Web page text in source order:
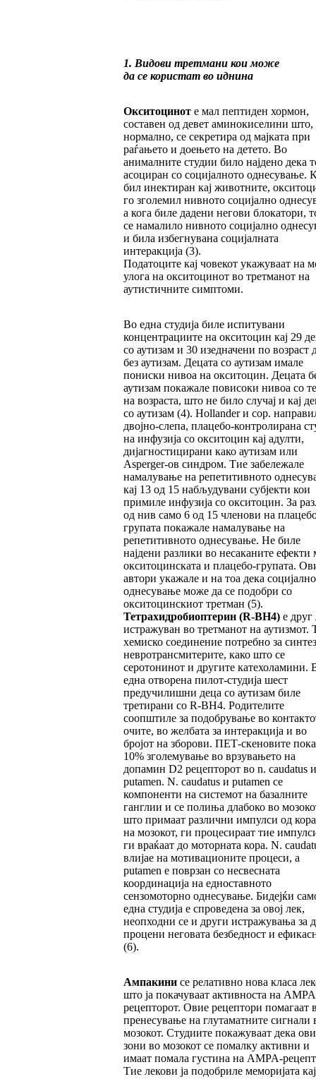
1. Видови третмани кои може
да се користат во иднина
Окситоциноте мал пептиден хормон,
составен од девет аминокиселини што,
нормално, се секретира од мајката при
раѓањето и доењето на детето. Во
анималните студии било најдено дека
асоциран со социјалното однесување.
бил инектиран кај животните,
го зголемил нивното социјално
а кога биле дадени негови блокатори,
се намалило нивното социјално
и била избегнувана социјалната
интеракција (3).
Податоците кај човекот укажуваат на
улога на окситоцинот во третманот на
аутистичните симптоми.
Во една студија биле испитувани
концентрациите на окситоцин кај 29
со аутизам и 30 изедначени по возраст
без аутизам. Децата со аутизам имале
пониски нивоа на окситоцин. Децата
аутизам покажале повисоки нивоа со
на возраста, што не било случај и кај
со аутизам (4). Hollander и сор.
двојно-слепа, плацебо-контролирана
на инфузија со окситоцин кај адулти,
дијагностицирани како аутизам или
Asperger-ов синдром. Тие забележале
намалување на репетитивното
кај 13 од 15 набљудувани субјекти кои
примиле инфузија со окситоцин. За
од нив само 6 од 15 членови на
групата покажале намалување на
репетитивното однесување. Не биле
најдени разлики во несаканите ефекти
окситоцинската и плацебо-групата.
автори укажале и на тоа дека
однесување може да се подобри со
окситоцинскиот третман (5).
Тетрахидробиоптерин (R-BH4) е друг
истражуван во третманот на аутизмот.
хемиско соединение потребно за
невротрансмитерите, како што се
серотонинот и другите катехоламини.
една отворена пилот-студија шест
предучилишни деца со аутизам биле
третирани со R-BH4. Родителите
соопштиле за подобрување во
очите, во желбата за интеракција и во
бројот на зборови. ПЕТ-скеновите
10% зголемување во врзувањето на
допамин D2 рецепторот во n. caudatus
putamen. N. caudatus и putamen се
компоненти на системот на базалните
ганглии и се полиња длабоко во
што примаат различни импулси од
на мозокот, ги процесираат тие
ги враќаат до моторната кора. N.
влијае на мотивационите процеси, а
putamen е поврзан со несвесната
координација на едноставното
сензомоторно однесување. Бидејќи
една студија е спроведена за овој лек,
неопходни се и други истражувања за
процени неговата безбедност и
(6).
Ампакинисе релативно нова класа
што ја покачуваат активноста на
рецепторот. Овие рецептори помагаат
пренесување на глутаматните сигнали
мозокот. Студиите покажуваат дека
зони во мозокот се помалку активни и
имаат помала густина на AMPA-
Тие лекови ја подобриле меморијата кај